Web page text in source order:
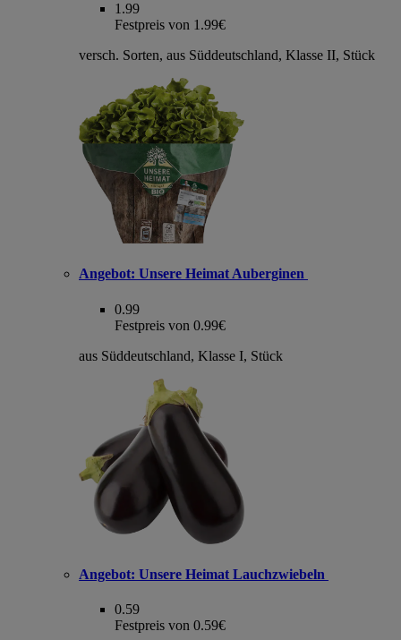
1.99
Festpreis von 1.99€
versch. Sorten, aus Süddeutschland, Klasse II, Stück
Angebot: Unsere Heimat Auberginen
0.99
Festpreis von 0.99€
aus Süddeutschland, Klasse I, Stück
Angebot: Unsere Heimat Lauchzwiebeln
0.59
Festpreis von 0.59€